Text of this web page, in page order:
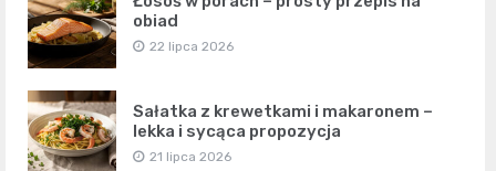
obiad
22 lipca 2026
Sałatka z krewetkami i makaronem –
lekka i sycąca propozycja
21 lipca 2026